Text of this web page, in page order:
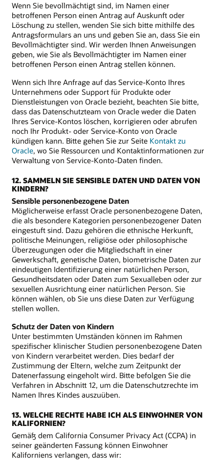
Wenn Sie bevollmächtigt sind, im Namen einer
betroffenen Person einen Antrag auf Auskunft oder
Löschung zu stellen, wenden Sie sich bitte mithilfe des
Antragsformulars an uns und geben Sie an, dass Sie ein
Bevollmächtigter sind. Wir werden Ihnen Anweisungen
geben, wie Sie als Bevollmächtigter im Namen einer
betroffenen Person einen Antrag stellen können.
Wenn sich Ihre Anfrage auf das Service-Konto Ihres
Unternehmens oder Support für Produkte oder
Dienstleistungen von Oracle bezieht, beachten Sie bitte,
dass das Datenschutzteam von Oracle weder die Daten
Ihres Service-Kontos löschen, korrigieren oder abrufen
noch Ihr Produkt- oder Service-Konto von Oracle
kündigen kann. Bitte gehen Sie zur Seite Kontakt zu
Oracle, wo Sie Ressourcen und Kontaktinformationen zur
Verwaltung von Service-Konto-Daten finden.
12. SAMMELN SIE SENSIBLE DATEN UND DATEN VON
KINDERN?
Sensible personenbezogene Daten
Möglicherweise erfasst Oracle personenbezogene Daten,
die als besondere Kategorien personenbezogener Daten
eingestuft sind. Dazu gehören die ethnische Herkunft,
politische Meinungen, religiöse oder philosophische
Überzeugungen oder die Mitgliedschaft in einer
Gewerkschaft, genetische Daten, biometrische Daten zur
eindeutigen Identifizierung einer natürlichen Person,
Gesundheitsdaten oder Daten zum Sexualleben oder zur
sexuellen Ausrichtung einer natürlichen Person. Sie
können wählen, ob Sie uns diese Daten zur Verfügung
stellen wollen.
Schutz der Daten von Kindern
Unter bestimmten Umständen können im Rahmen
spezifischer klinischer Studien personenbezogene Daten
von Kindern verarbeitet werden. Dies bedarf der
Zustimmung der Eltern, welche zum Zeitpunkt der
Datenerfassung eingeholt wird. Bitte befolgen Sie die
Verfahren in Abschnitt 12, um die Datenschutzrechte im
Namen Ihres Kindes auszuüben.
13. WELCHE RECHTE HABE ICH ALS EINWOHNER VON
KALIFORNIEN?
Gemäß dem California Consumer Privacy Act (CCPA) in
seiner geänderten Fassung können Einwohner
Kaliforniens verlangen, dass wir: